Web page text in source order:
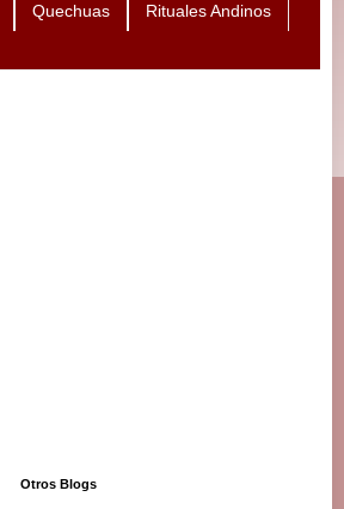
Quechuas Rituales Andinos
Otros Blogs